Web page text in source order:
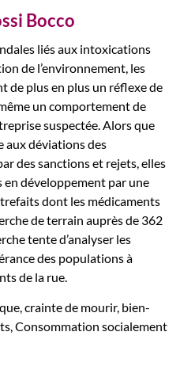
Bocco
liés aux intoxications
de l’environnement, les
de plus en plus un réflexe de
un comportement de
suspectée. Alors que
aux déviations des
des sanctions et rejets, elles
en développement par une
dont les médicaments
de terrain auprès de 362
tente d’analyser les
des populations à
de la rue.
crainte de mourir, bien-
Consommation socialement